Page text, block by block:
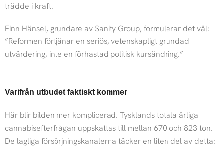
trädde i kraft.
Finn Hänsel, grundare av Sanity Group, formulerar det väl:
”Reformen förtjänar en seriös, vetenskapligt grundad
utvärdering, inte en förhastad politisk kursändring.”
Varifrån utbudet faktiskt kommer
Här blir bilden mer komplicerad. Tysklands totala årliga
cannabisefterfrågan uppskattas till mellan 670 och 823 ton.
De lagliga försörjningskanalerna täcker en liten del av detta: